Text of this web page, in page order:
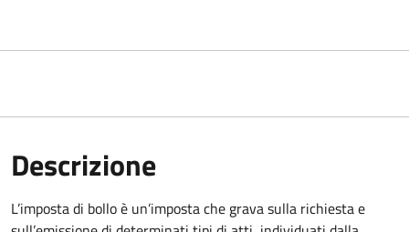
Descrizione
L’imposta di bollo è un’imposta che grava sulla richiesta e